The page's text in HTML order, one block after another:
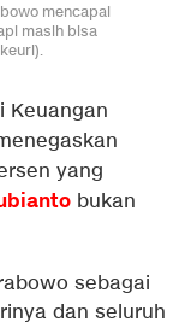
mencapai
masih bisa
Keuangan
yang
bukan
sebagai
dan seluruh